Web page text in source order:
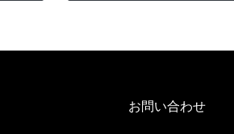
お問い合わせ